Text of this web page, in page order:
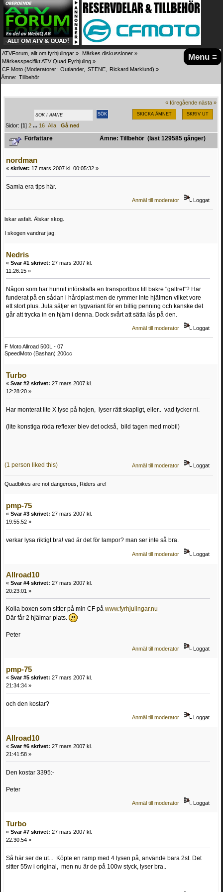
Menu ≡
ATVForum, allt om fyrhjulingar » Märkes diskussioner »
Märkesspecifikt ATV Quad Fyrhjuling »
CF Moto (Moderatorer: Outlander, STENE Rickard Marklund) »
Ämne: Tillbehör
« föregående nästa »
SKICKA ÄMNET SKRIV UT
Sidor: [1]2 ... 16 Alla Gå ned
Författare Ämne: Tillbehör (läst 129585 gånger)
nordman
« skrivet: 17 mars 2007 kl. 00:05:32 »
Samla era tips här.
Anmäl till moderator Loggat
lskar asfalt. Älskar skog.
I skogen vandrar jag.
Nedris
« Svar #1 skrivet: 27 mars 2007 kl.
11:26:15 »
Någon som har hunnit införskaffa en transportbox till bakre "gallret"? Har
funderat på en sådan i hårdplast men de rymmer inte hjälmen vilket vore
ett stort plus. Jula säljer en tygvariant för en billig penning och kanske det
går att trycka in en hjäm i denna. Dock svårt att sätta lås på den.
Anmäl till moderator Loggat
F Moto Allroad 500L - 07
SpeedMoto (Bashan) 200cc
Turbo
« Svar #2 skrivet: 27 mars 2007 kl.
12:28:20 »
Har monterat lite X lyse på hojen, lyser rätt skapligt, eller.. vad tycker ni.
(lite konstiga röda reflexer blev det också, bild tagen med mobil)
Anmäl till moderator Loggat
(1 person liked this)
Quadbikes are not dangerous, Riders are!
pmp-75
« Svar #3 skrivet: 27 mars 2007 kl.
19:55:52 »
verkar lysa riktigt bra! vad är det för lampor? man ser inte så bra.
Anmäl till moderator Loggat
Allroad10
« Svar #4 skrivet: 27 mars 2007 kl.
20:23:01 »
Kolla boxen som sitter på min CF på www.fyrhjulingar.nu
Där får 2 hjälmar plats.
Peter
Anmäl till moderator Loggat
pmp-75
« Svar #5 skrivet: 27 mars 2007 kl.
21:34:34 »
och den kostar?
Anmäl till moderator Loggat
Allroad10
« Svar #6 skrivet: 27 mars 2007 kl.
21:41:58 »
Den kostar 3395:-
Peter
Anmäl till moderator Loggat
Turbo
« Svar #7 skrivet: 27 mars 2007 kl.
22:30:54 »
Så här ser de ut... Köpte en ramp med 4 lysen på, använde bara 2st. Det
sitter 55w i original, men nu är de på 100w styck, lyser bra..